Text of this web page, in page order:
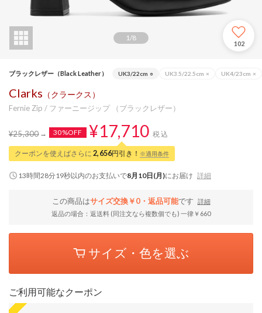
1/8
102
ブラックレザー（Black Leather） UK3/22cm ○ UK3.5/22.5cm × UK4/23cm ×
Clarks （クラークス）
Fernie Zip / ファーニージップ （ブラックレザー）
¥25,300 30%OFF ¥17,710 税込
クーポンを使えばさらに 2,656円引き！ ※適用条件
13時間28分18秒以内のお支払いで8月10日(月)にお届け 詳細
この商品はサイズ交換￥0・返品可能です
詳細
返品の場合：返送料 (同注文なら複数個でも) 一律￥660
サイズ・色を選ぶ
ご利用可能なクーポン